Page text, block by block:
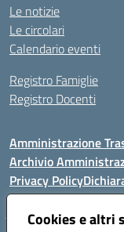
Cookies e altri
Le notizie
Le circolari
Calendario eventi
Registro Famiglie
Registro Docenti
Amministrazione
Archivio
Privacy Policy